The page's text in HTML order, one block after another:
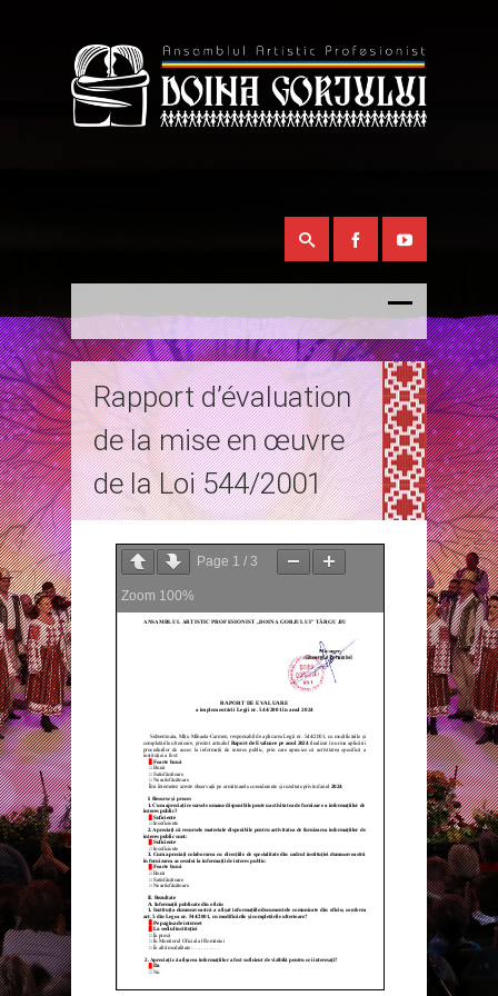
Rapport d’évaluation
de la mise en œuvre
de la Loi 544/2001
Page 1 / 3
Zoom 100%